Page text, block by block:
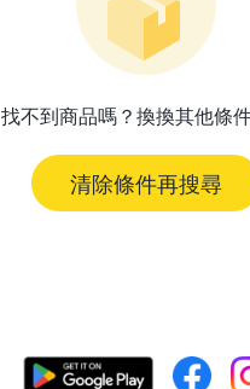
找不到商品嗎？換換其他條
清除條件再搜尋